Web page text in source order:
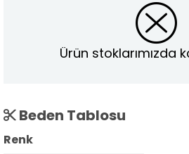
Ürün stoklarımızda
Beden Tablosu
Renk